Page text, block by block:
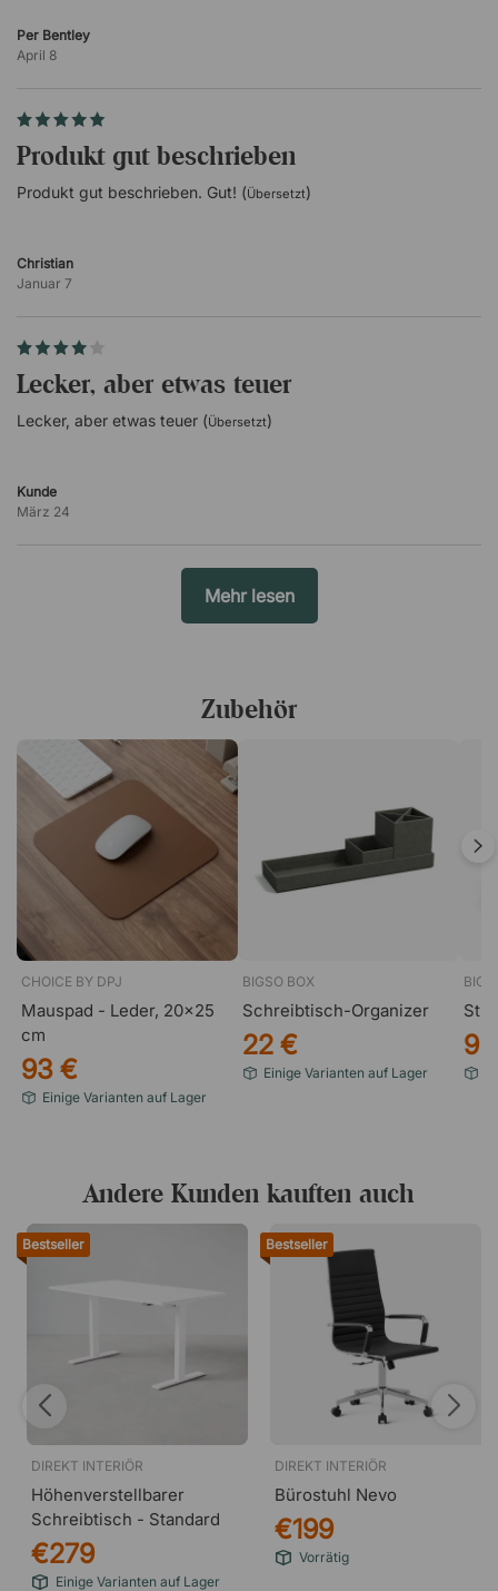
Per Bentley
April 8
Produkt gut beschrieben
Produkt gut beschrieben. Gut! (Übersetzt)
Christian
Januar 7
Lecker, aber etwas teuer
Lecker, aber etwas teuer (Übersetzt)
Kunde
März 24
Mehr lesen
Zubehör
CHOICE BY DPJ
Mauspad - Leder, 20x25
cm
93 €
Einige Varianten auf Lager
BIGSO BOX
Schreibtisch-Organizer
22 €
Einige Varianten auf Lager
9
Andere Kunden kauften auch
Bestseller
DIREKT INTERIÖR
Höhenverstellbarer
Schreibtisch - Standard
€279
Einige Varianten auf Lager
Bestseller
DIREKT INTERIÖR
Bürostuhl Nevo
€199
Vorrätig